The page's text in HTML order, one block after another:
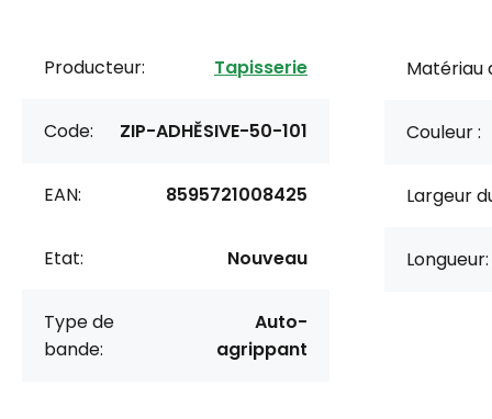
Producteur: Tapisserie
Code: ZIP-ADHĚSIVE-50-101
EAN: 8595721008425
Etat: Nouveau
Type de
bande:
Auto-
agrippant
Matériau
Couleur :
Largeur
Longueur: